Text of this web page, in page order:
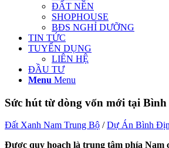
ĐẤT NỀN
SHOPHOUSE
BĐS NGHỈ DƯỠNG
TIN TỨC
TUYỂN DỤNG
LIÊN HỆ
ĐẦU TƯ
Menu Menu
Sức hút từ dòng vốn mới tại
Đất Xanh Nam Trung Bộ /Dự Án Bình
Được quy hoạch là trung tâm phía Nam